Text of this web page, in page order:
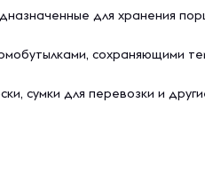
для хранения
сохраняющими
сумки для перевозки и